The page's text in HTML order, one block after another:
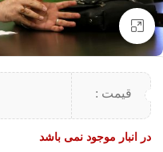
بزرگنمایی تصویر
قیمت :
در انبار موجود نمی باشد